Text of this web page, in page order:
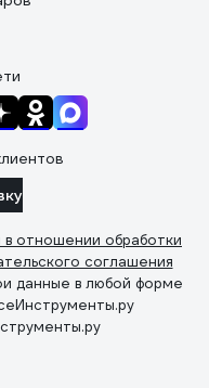
в отношении обработки
соглашения
данные в любой форме